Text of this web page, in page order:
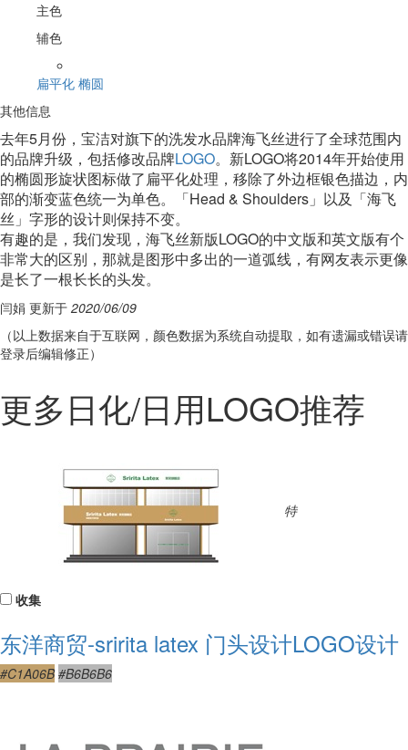
主色
辅色
扁平化 椭圆
其他信息
去年5月份，宝洁对旗下的洗发水品牌海飞丝进行了全球范围内
的品牌升级，包括修改品牌LOGO。新LOGO将2014年开始使用
的椭圆形旋状图标做了扁平化处理，移除了外边框银色描边，内
部的渐变蓝色统一为单色。「Head & Shoulders」以及「海飞
丝」字形的设计则保持不变。
有趣的是，我们发现，海飞丝新版LOGO的中文版和英文版有个
非常大的区别，那就是图形中多出的一道弧线，有网友表示更像
是长了一根长长的头发。
闫娟 更新于 2020/06/09
（以上数据来自于互联网，颜色数据为系统自动提取，如有遗漏或错误请
登录后编辑修正）
更多日化/日用LOGO推荐
特
收集
东洋商贸-sririta latex 门头设计LOGO设计
#C1A06B #B6B6B6